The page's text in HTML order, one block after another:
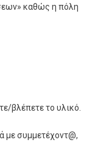
καθώς η πόλη
βλέπετε το υλικό.
με συμμετέχοντ@,